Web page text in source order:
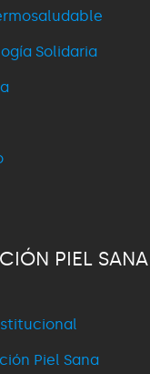
Solidaria
PIEL SANA
Piel Sana